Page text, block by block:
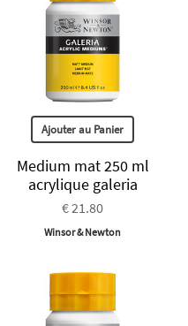
Ajouter au Panier
Medium mat 250 ml
acrylique galeria
€ 21.80
Winsor & Newton